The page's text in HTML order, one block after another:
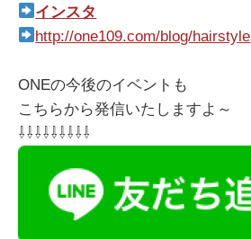
インスタ
http://one109.com/blog/hairstyle
ONEの今後のイベントも
こちらから発信いたしますよ～
⇩⇩⇩⇩⇩⇩⇩⇩⇩